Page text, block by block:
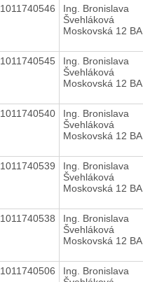
1011740546
Ing. Bronislava
Švehláková
Moskovská 12 BA
1011740545
Ing. Bronislava
Švehláková
Moskovská 12 BA
1011740540
Ing. Bronislava
Švehláková
Moskovská 12 BA
1011740539
Ing. Bronislava
Švehláková
Moskovská 12 BA
1011740538
Ing. Bronislava
Švehláková
Moskovská 12 BA
1011740506
Ing. Bronislava